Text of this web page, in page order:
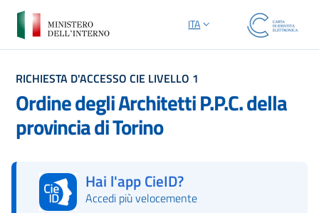
SELEZIONE LINGUA: LINGUA
ITA
RICHIESTA D'ACCESSO CIE LIVELLO 1
Ordine degli Architetti P.P.C. della
provincia di Torino
Hai l'app CieID?
Accedi più velocemente